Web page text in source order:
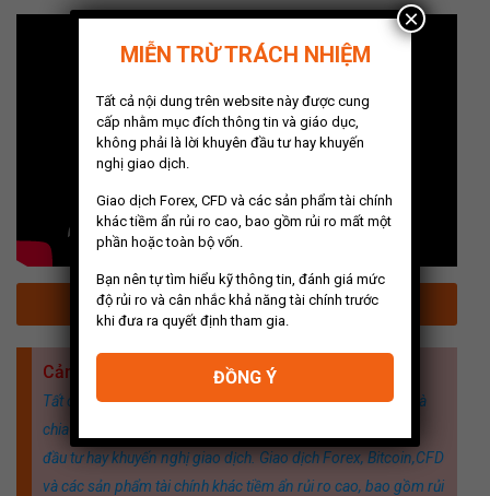
CHIA SẺ TÀI LIỆU MIỄN PHÍ
Cảnh báo rủi ro và Miễn trừ trách nhiệm
Tất cả nội dung được cung cấp nhằm mục đích thông tin và
chia sẻ kiến thức, giảm thiểu rủi ro, không phải là lời khuyên
đầu tư hay khuyến nghị giao dịch. Giao dịch Forex, Bitcoin,CFD
và các sản phẩm tài chính khác tiềm ẩn rủi ro cao, bao gồm rủi
MIỄN TRỪ TRÁCH NHIỆM
Tất cả nội dung trên website này được cung
cấp nhằm mục đích thông tin và giáo dục,
không phải là lời khuyên đầu tư hay khuyến
nghị giao dịch.
Giao dịch Forex, CFD và các sản phẩm tài chính
khác tiềm ẩn rủi ro cao, bao gồm rủi ro mất một
phần hoặc toàn bộ vốn.
Bạn nên tự tìm hiểu kỹ thông tin, đánh giá mức
độ rủi ro và cân nhắc khả năng tài chính trước
khi đưa ra quyết định tham gia.
ĐỒNG Ý
×